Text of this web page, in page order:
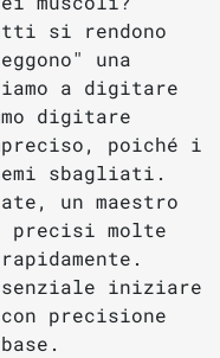
si rendono
una
a digitare
digitare
poiché i
sbagliati.
un maestro
precisi molte
iniziare
precisione